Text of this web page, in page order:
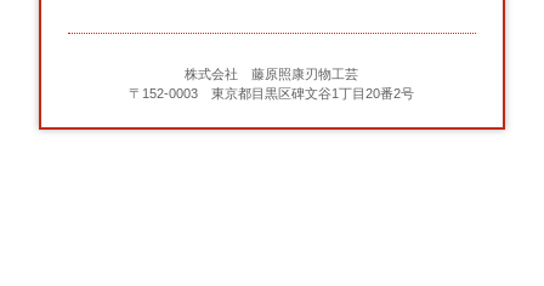
株式会社 藤原照康刃物工芸
〒152-0003 東京都目黒区碑文谷1丁目20番2号